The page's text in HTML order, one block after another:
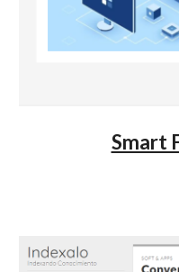
Smart